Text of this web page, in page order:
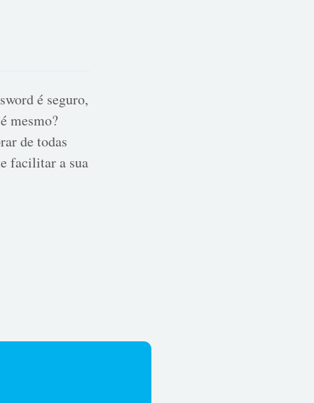
é seguro,
mesmo?
de todas
facilitar a sua